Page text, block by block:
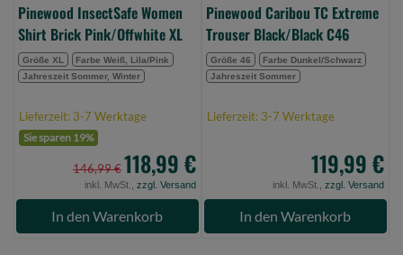
Pinewood InsectSafe Women
Shirt Brick Pink/Offwhite XL
Größe XL
Farbe Weiß, Lila/Pink
Jahreszeit Sommer, Winter
Lieferzeit: 3-7 Werktage
Sie sparen 19%
146,99 €118,99 €
inkl. MwSt., zzgl. Versand
In den Warenkorb
Pinewood Caribou TC Extreme
Trouser Black/Black C46
Größe 46
Farbe Dunkel/Schwarz
Jahreszeit Sommer
Lieferzeit: 3-7 Werktage
119,99 €
inkl. MwSt., zzgl. Versand
In den Warenkorb